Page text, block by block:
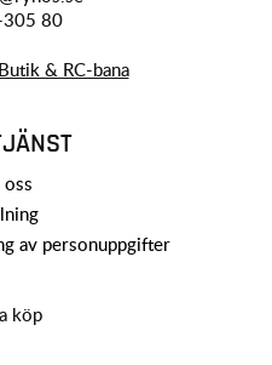
80
& RC-bana
av personuppgifter
köp